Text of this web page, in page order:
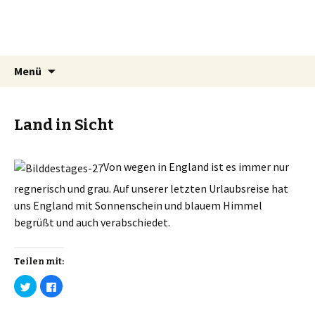
Menü
Land in Sicht
Von wegen in England ist es immer nur
regnerisch und grau. Auf unserer letzten Urlaubsreise hat
uns England mit Sonnenschein und blauem Himmel
begrüßt und auch verabschiedet.
Teilen mit:
K
l
K
l